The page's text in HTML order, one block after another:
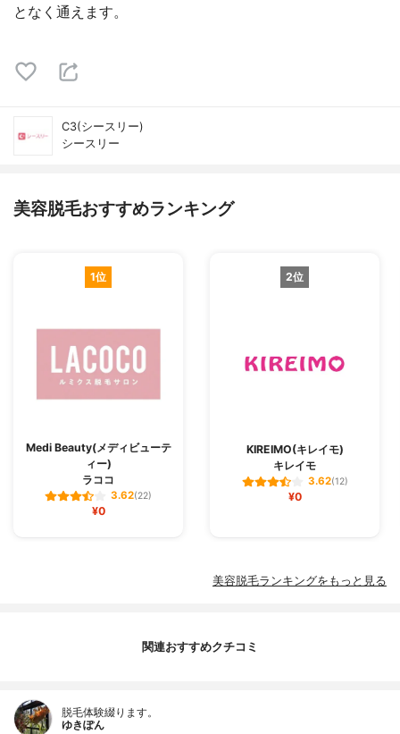
となく通えます。
C3(シースリー)
シースリー
美容脱毛おすすめランキング
1位
Medi Beauty(メディビューテ
ィー)
ラココ
3.62(22)
¥0
2位
KIREIMO(キレイモ)
キレイモ
3.62(12)
¥0
美容脱毛ランキングをもっと見る
関連おすすめクチコミ
脱毛体験綴ります。
ゆきぽん